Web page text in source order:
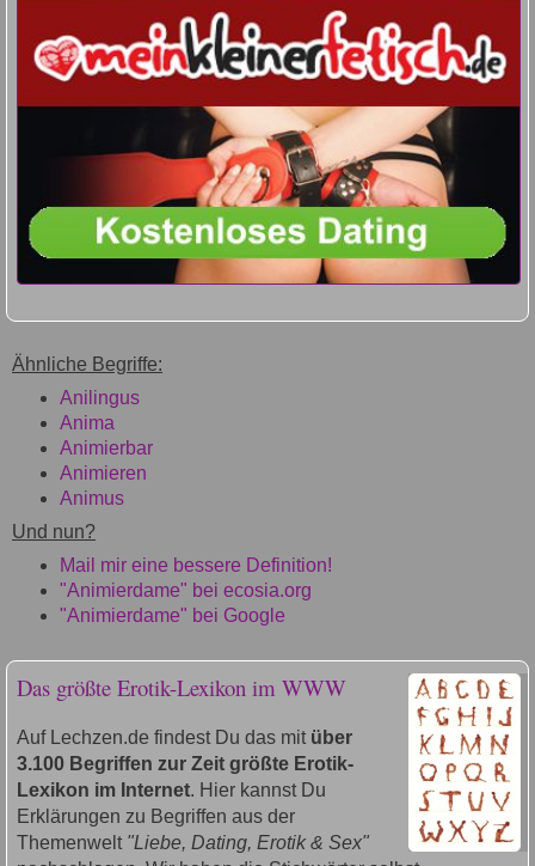
Ähnliche Begriffe:
Anilingus
Anima
Animierbar
Animieren
Animus
Und nun?
Mail mir eine bessere Definition!
"Animierdame" bei ecosia.org
"Animierdame" bei Google
Das größte Erotik-Lexikon im WWW
Auf Lechzen.de findest Du das mit über
3.100 Begriffen zur Zeit größte Erotik-
Lexikon im Internet. Hier kannst Du
Erklärungen zu Begriffen aus der
Themenwelt "Liebe, Dating, Erotik & Sex"